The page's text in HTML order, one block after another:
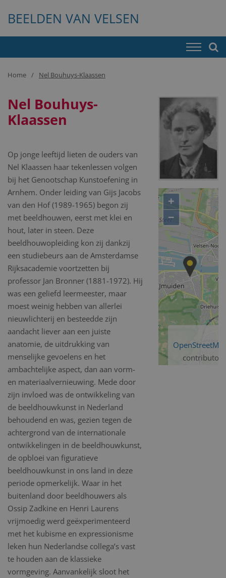
BEELDEN VAN VELSEN
Home Nel Bouhuys-Klaassen
Nel Bouhuys-
Klaassen
Op jonge leeftijd lieten de ouders van
Nel Klaassen haar tekenlessen volgen
bij het Genootschap Kunstoefening in
Arnhem. Onder leiding van Gijs Jacobs
van den Hof (1989-1965) begon zij
met beeldhouwen, eerst met klei en
hout, later in steen. Deze
beeldhouwopleiding kon zij dankzij
een studiebeurs aan de Amsterdamse
Rijksacademie voortzetten bij
professor Jan Bronner (1881-1972). Hij
was een geliefd leermeester, maar
moest weinig hebben van allerlei
nieuwlichterij en besteedde zijn
aandacht liever aan een juiste
anatomie, de uitdrukking van
menselijke gevoelens en het
ambachtelijke aspect, dan aan vorm-
en materiaalvernieuwing. Mede door
zijn invloed was de ontwikkeling van
de beeldhouwkunst in Nederland
behoudend en was, gezien tegen de
achtergrond van de internationale
ontwikkelingen in de beeldhouwkunst,
de opbloei van figuratieve
beeldhouwkunst in ons land in deze
periode opmerkelijk. Waar in het
buitenland door beeldhouwers als
Ossip Zadkine en Henri Laurens
vrijmoedig werd geëxperimenteerd
met het kubisme en expressionisme
leken hun Nederlandse collega’s vast
te houden aan de klassieke
vormgeving. Aanvankelijk sloot het
+
−